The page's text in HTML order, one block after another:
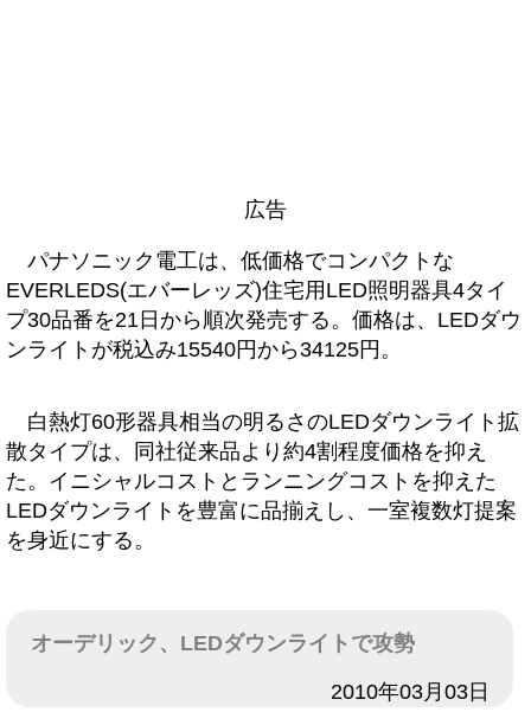
広告
パナソニック電工は、低価格でコンパクトな
EVERLEDS(エバーレッズ)住宅用LED照明器具4タイ
プ30品番を21日から順次発売する。価格は、LEDダウ
ンライトが税込み15540円から34125円。
白熱灯60形器具相当の明るさのLEDダウンライト拡
散タイプは、同社従来品より約4割程度価格を抑え
た。イニシャルコストとランニングコストを抑えた
LEDダウンライトを豊富に品揃えし、一室複数灯提案
を身近にする。
オーデリック、LEDダウンライトで攻勢
2010年03月03日